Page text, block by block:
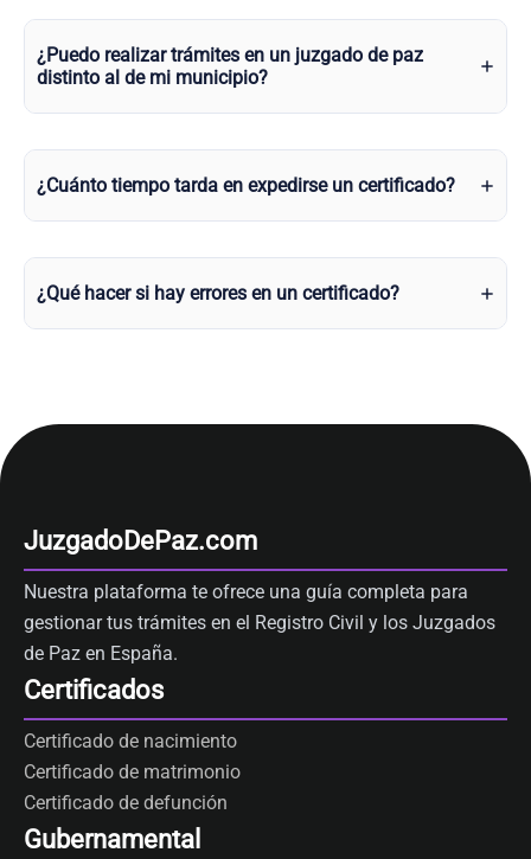
¿Puedo realizar trámites en un juzgado de paz
distinto al de mi municipio?
¿Cuánto tiempo tarda en expedirse un certificado?
¿Qué hacer si hay errores en un certificado?
JuzgadoDePaz.com
Nuestra plataforma te ofrece una guía completa para
gestionar tus trámites en el Registro Civil y los Juzgados
de Paz en España.
Certificados
Certificado de nacimiento
Certificado de matrimonio
Certificado de defunción
Gubernamental